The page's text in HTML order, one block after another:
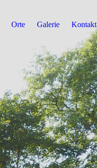
Orte Galerie Kontakt